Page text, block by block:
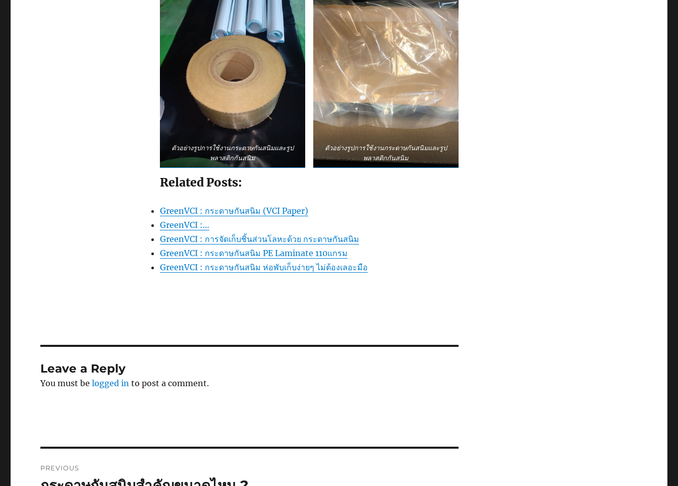
ตัวอย่างรูปการใช้งานกระดาษกันสนิมและรูป
พลาสติกกันสนิม
ตัวอย่างรูปการใช้งานกระดาษกันสนิมและรูป
พลาสติกกันสนิม
Related Posts:
GreenVCI : กระดาษกันสนิม (VCI Paper)
GreenVCI :…
GreenVCI : การจัดเก็บชิ้นส่วนโลหะด้วย กระดาษกันสนิม
GreenVCI : กระดาษกันสนิม PE Laminate 110แกรม
GreenVCI : กระดาษกันสนิม ห่อพับเก็บง่ายๆ ไม่ต้องเลอะมือ
Leave a Reply
You must belogged in to post a comment.
navigation
PREVIOUS
Previous